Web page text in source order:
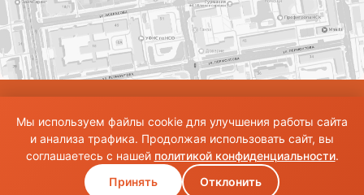
ссылки на источник. Все права на изображения и тексты принадлежат их
авторам.Общие правила и публичная оферта
Мы используем файлы cookie для улучшения работы сайта
и анализа трафика. Продолжая использовать сайт, вы
соглашаетесь с нашей политикой конфиденциальности.
Принять
Отклонить